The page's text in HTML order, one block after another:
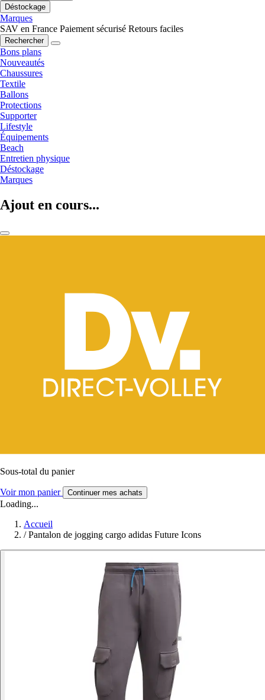
Déstockage
Marques
SAV en France Paiement sécurisé Retours faciles
Rechercher
Bons plans
Nouveautés
Chaussures
Textile
Ballons
Protections
Supporter
Lifestyle
Équipements
Beach
Entretien physique
Déstockage
Marques
Ajout en cours...
Sous-total du panier
Voir mon panier Continuer mes achats
Loading...
Accueil
/ Pantalon de jogging cargo adidas Future Icons